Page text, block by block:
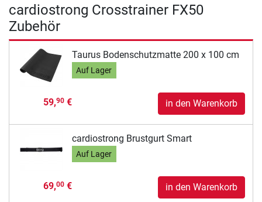
cardiostrong Crosstrainer FX50
Zubehör
Taurus Bodenschutzmatte 200 x 100 cm
Auf Lager
59,90€ in den Warenkorb
cardiostrong Brustgurt Smart
Auf Lager
69,00€ in den Warenkorb